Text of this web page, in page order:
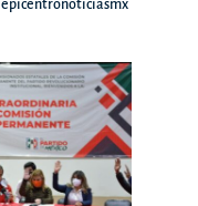
epicentronoticiasmx